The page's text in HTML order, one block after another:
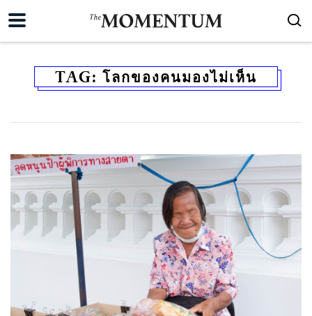
TAG: โลกของคนมองไม่เห็น